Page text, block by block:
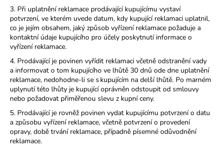
3. Při uplatnění reklamace prodávající kupujícímu vystaví
potvrzení, ve kterém uvede datum, kdy kupující reklamaci uplatnil,
co je jejím obsahem, jaký způsob vyřízení reklamace požaduje a
kontaktní údaje kupujícího pro účely poskytnutí informace o
vyřízení reklamace.
4. Prodávající je povinen vyřídit reklamaci včetně odstranění vady
a informovat o tom kupujícího ve lhůtě 30 dnů ode dne uplatnění
reklamace, nedohodne-li se s kupujícím na delší lhůtě. Po marném
uplynutí této lhůty je kupující oprávněn odstoupit od smlouvy
nebo požadovat přiměřenou slevu z kupní ceny.
5. Prodávající je rovněž povinen vydat kupujícímu potvrzení o datu
a způsobu vyřízení reklamace, včetně potvrzení o provedení
opravy, době trvání reklamace, případně písemné odůvodnění
reklamace.